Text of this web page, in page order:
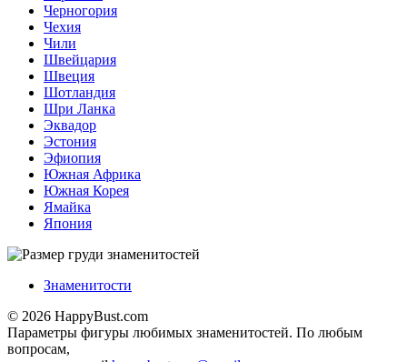
Черногория
Чехия
Чили
Швейцария
Швеция
Шотландия
Шри Ланка
Эквадор
Эстония
Эфиопия
Южная Африка
Южная Корея
Ямайка
Япония
Знаменитости
© 2026 HappyBust.com
Параметры фигуры любимых знаменитостей. По любым
вопросам,